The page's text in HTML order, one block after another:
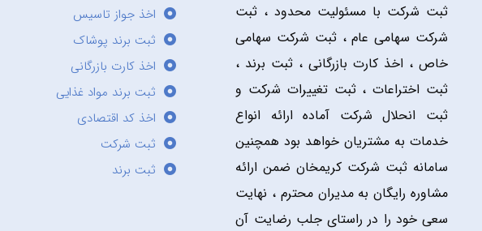
ثبت شرکت با مسئولیت محدود ، ثبت
شرکت سهامی عام ، ثبت شرکت سهامی
خاص ، اخذ کارت بازرگانی ، ثبت برند ،
ثبت اختراعات ، ثبت تغییرات شرکت و
ثبت انحلال شرکت آماده ارائه انواع
خدمات به مشتریان خواهد بود همچنین
سامانه ثبت شرکت کریمخان ضمن ارائه
مشاوره رایگان به مدیران محترم ، نهایت
سعی خود را در راستای جلب رضایت آن
اخذ جواز تاسیس
ثبت برند پوشاک
اخذ کارت بازرگانی
ثبت برند مواد غذایی
اخذ کد اقتصادی
ثبت شرکت
ثبت برند